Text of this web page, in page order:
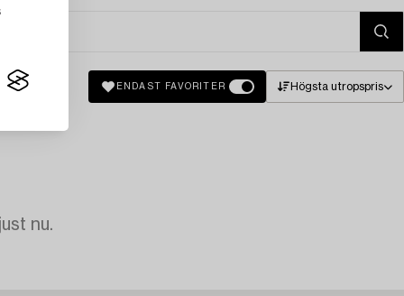
ENDAST FAVORITER Högsta utropspris
nu.